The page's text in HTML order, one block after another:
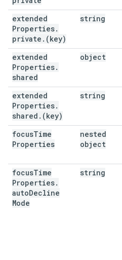
extended
Properties.
private . (key)
string
extended
Properties.
shared
object
extended
Properties.
shared . (key)
string
focusTime
Properties
nested
object
focusTime
Properties.
autoDecline
Mode
string